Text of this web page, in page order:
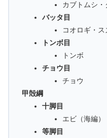
カブトムシ
バッタ目
コオロギ・ス
トンボ目
トンボ
チョウ目
チョウ
甲殻綱
十脚目
エビ（海編）
等脚目